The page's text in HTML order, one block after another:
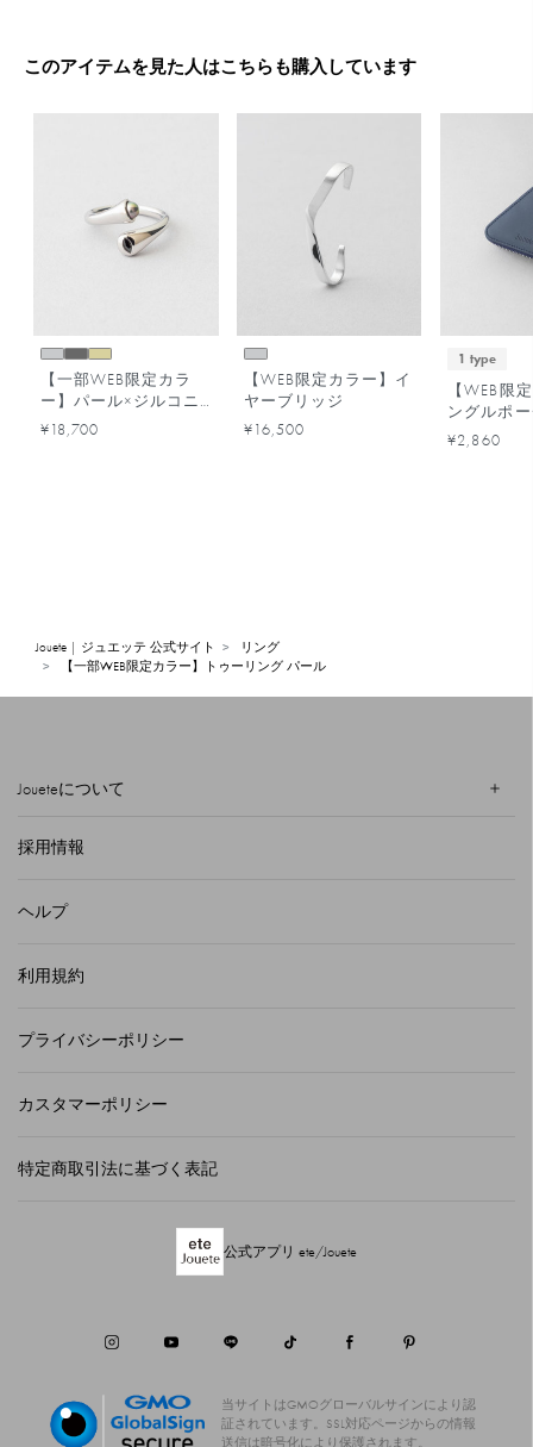
このアイテムを見た人はこちらも購入しています
【一部WEB限定カラ
ー】パール×ジルコニ
ア フォークリング
¥18,700
【WEB限定カラー】イ
ヤーブリッジ
¥16,500
1 type
【WEB限
ングルポ
¥2,860
Jouete | ジュエッテ 公式サイト
リング
【一部WEB限定カラー】トゥーリング パール
Joueteについて
採用情報
ヘルプ
利用規約
プライバシーポリシー
カスタマーポリシー
特定商取引法に基づく表記
公式アプリ ete/Jouete
当サイトはGMOグローバルサインにより認
証されています。
SSL対応ページからの情報
送信は暗号化により保護されます。